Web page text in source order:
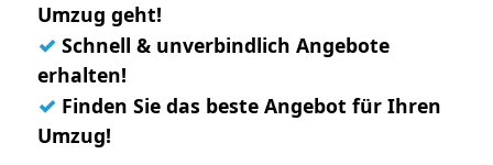
Umzug geht!
✓ Schnell & unverbindlich Angebote
erhalten!
✓ Finden Sie das beste Angebot für Ihren
Umzug!